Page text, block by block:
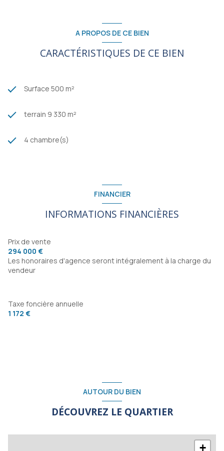
A PROPOS DE CE BIEN
CARACTÉRISTIQUES DE CE BIEN
Surface 500 m²
terrain 9 330 m²
4 chambre(s)
FINANCIER
INFORMATIONS FINANCIÈRES
Prix de vente
294 000 €
Les honoraires d'agence seront intégralement à la charge du
vendeur
Taxe foncière annuelle
1 172 €
AUTOUR DU BIEN
DÉCOUVREZ LE QUARTIER
+